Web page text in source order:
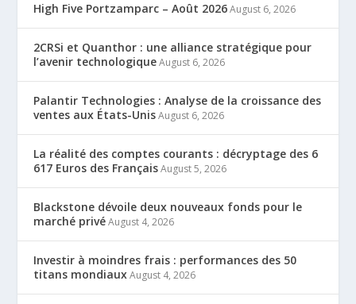
High Five Portzamparc – Août 2026 August 6, 2026
2CRSi et Quanthor : une alliance stratégique pour
l’avenir technologique August 6, 2026
Palantir Technologies : Analyse de la croissance des
ventes aux États-Unis August 6, 2026
La réalité des comptes courants : décryptage des 6
617 Euros des Français August 5, 2026
Blackstone dévoile deux nouveaux fonds pour le
marché privé August 4, 2026
Investir à moindres frais : performances des 50
titans mondiaux August 4, 2026